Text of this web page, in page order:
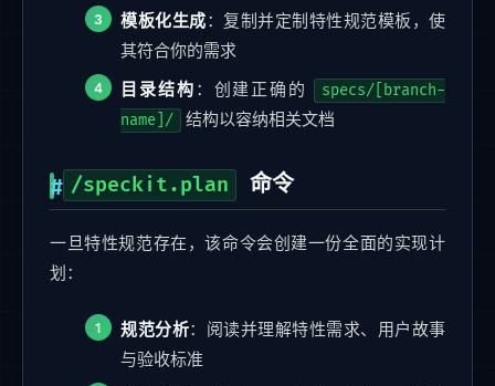
模板化生成：复制并定制特性规范模板，使
其符合你的需求
目录结构 ：创建正确的
specs/[branch-
name]/
结构以容纳相关文档
/speckit.plan 命令
一旦特性规范存在，该命令会创建一份全面的实现计
划：
规范分析：阅读并理解特性需求、用户故事
与验收标准